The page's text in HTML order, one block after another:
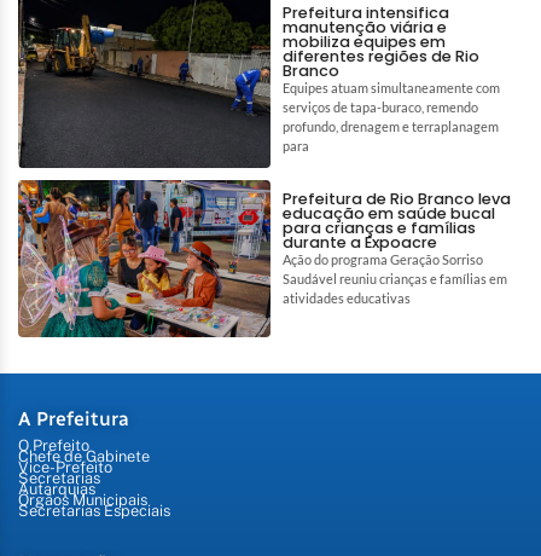
Prefeitura intensifica
manutenção viária e
mobiliza equipes em
diferentes regiões de Rio
Branco
Equipes atuam simultaneamente com
serviços de tapa-buraco, remendo
profundo, drenagem e terraplanagem
para
Prefeitura de Rio Branco leva
educação em saúde bucal
para crianças e famílias
durante a Expoacre
Ação do programa Geração Sorriso
Saudável reuniu crianças e famílias em
atividades educativas
A Prefeitura
O Prefeito
Chefe de Gabinete
Vice-Prefeito
Secretarias
Autarquias
Órgãos Municipais
Secretarias Especiais